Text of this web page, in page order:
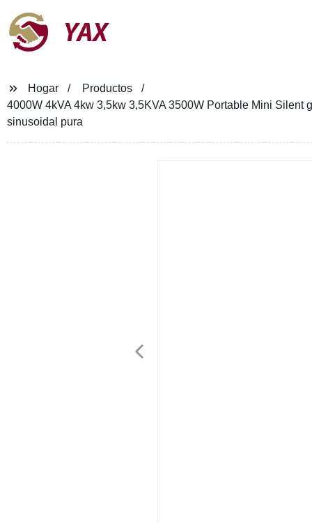
YAX
Hogar
Productos
4000W 4kVA 4kw 3,5kw 3,5KVA 3500W Portable Mini
sinusoidal pura